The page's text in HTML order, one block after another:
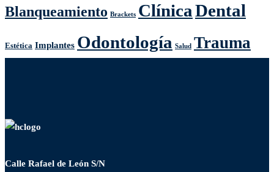
Blanqueamiento Brackets ClínicaDental
Estética Implantes Odontología Salud Trauma
Calle Rafael de León S/N